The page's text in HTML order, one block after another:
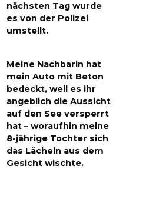
nächsten Tag wurde
es von der Polizei
umstellt.
Meine Nachbarin hat
mein Auto mit Beton
bedeckt, weil es ihr
angeblich die Aussicht
auf den See versperrt
hat – woraufhin meine
8-jährige Tochter sich
das Lächeln aus dem
Gesicht wischte.